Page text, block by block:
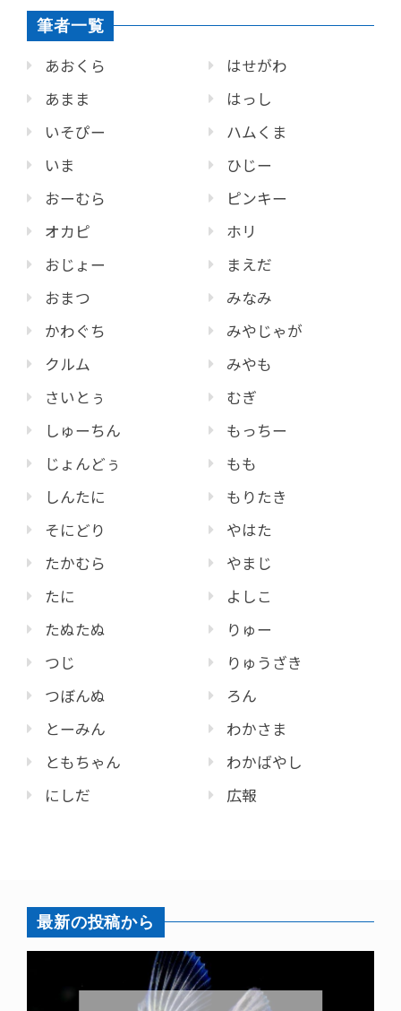
筆者一覧
あおくら
あまま
いそぴー
いま
おーむら
オカピ
おじょー
おまつ
かわぐち
クルム
さいとぅ
しゅーちん
じょんどぅ
しんたに
そにどり
たかむら
たに
たぬたぬ
つじ
つぼんぬ
とーみん
ともちゃん
にしだ
はせがわ
はっし
ハムくま
ひじー
ピンキー
ホリ
まえだ
みなみ
みやじゃが
みやも
むぎ
もっちー
もも
もりたき
やはた
やまじ
よしこ
りゅー
りゅうざき
ろん
わかさま
わかばやし
広報
最新の投稿から